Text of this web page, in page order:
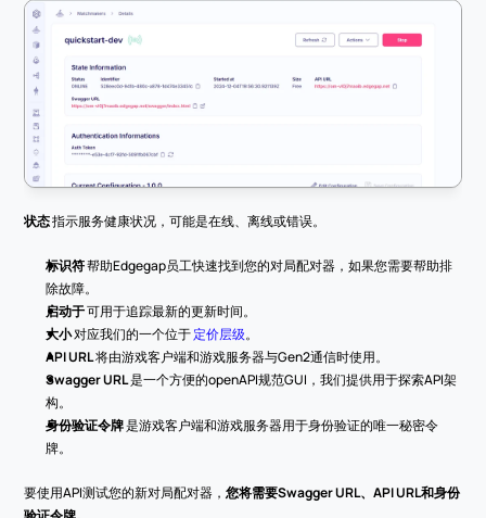
状态 指示服务健康状况，可能是在线、离线或错误。
标识符 帮助Edgegap员工快速找到您的对局配对器，如果您需要帮助排
除故障。
启动于 可用于追踪最新的更新时间。
大小 对应我们的一个位于 定价层级。
API URL 将由游戏客户端和游戏服务器与Gen2通信时使用。
Swagger URL 是一个方便的openAPI规范GUI，我们提供用于探索API架
构。
身份验证令牌 是游戏客户端和游戏服务器用于身份验证的唯一秘密令
牌。
要使用API测试您的新对局配对器，您将需要Swagger URL、API URL和身份